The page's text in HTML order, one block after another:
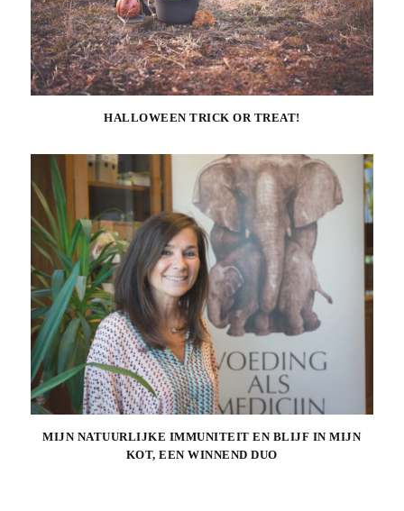
HALLOWEEN TRICK OR TREAT!
MIJN NATUURLIJKE IMMUNITEIT EN BLIJF IN MIJN
KOT, EEN WINNEND DUO